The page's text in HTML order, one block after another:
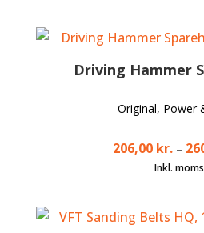
Driving Hammer
Original, Power
206,00 kr.–